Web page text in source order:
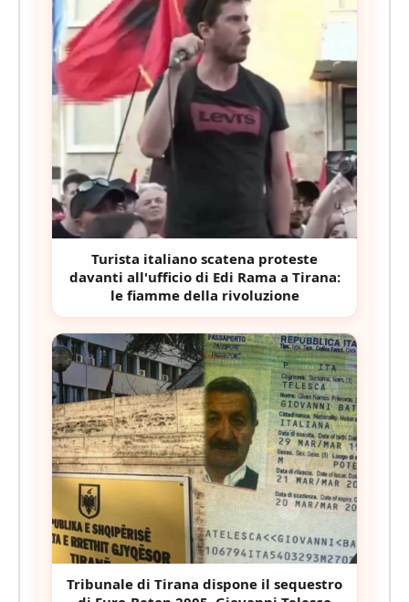
Turista italiano scatena proteste
davanti all'ufficio di Edi Rama a Tirana:
le fiamme della rivoluzione
Tribunale di Tirana dispone il sequestro